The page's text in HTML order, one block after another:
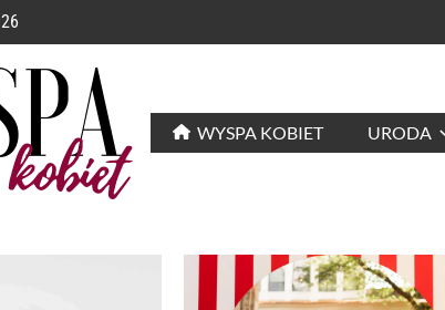
WYSPA KOBIET URODA